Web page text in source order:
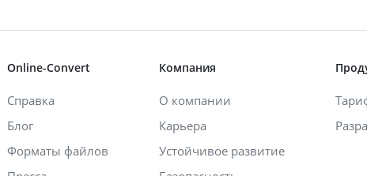
Online-Convert
Справка
Блог
Форматы файлов
Компания
О компании
Карьера
Устойчивое развитие